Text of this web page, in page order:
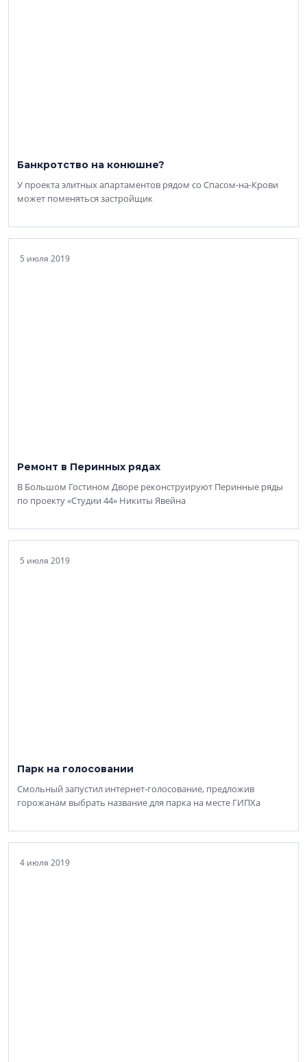
Банкротство на конюшне?
У проекта элитных апартаментов рядом со Спасом-на-Крови
может поменяться застройщик
5 июля 2019
Ремонт в Перинных рядах
В Большом Гостином Дворе реконструируют Перинные ряды
по проекту «Студии 44» Никиты Явейна
5 июля 2019
Парк на голосовании
Смольный запустил интернет-голосование, предложив
горожанам выбрать название для парка на месте ГИПХа
4 июля 2019